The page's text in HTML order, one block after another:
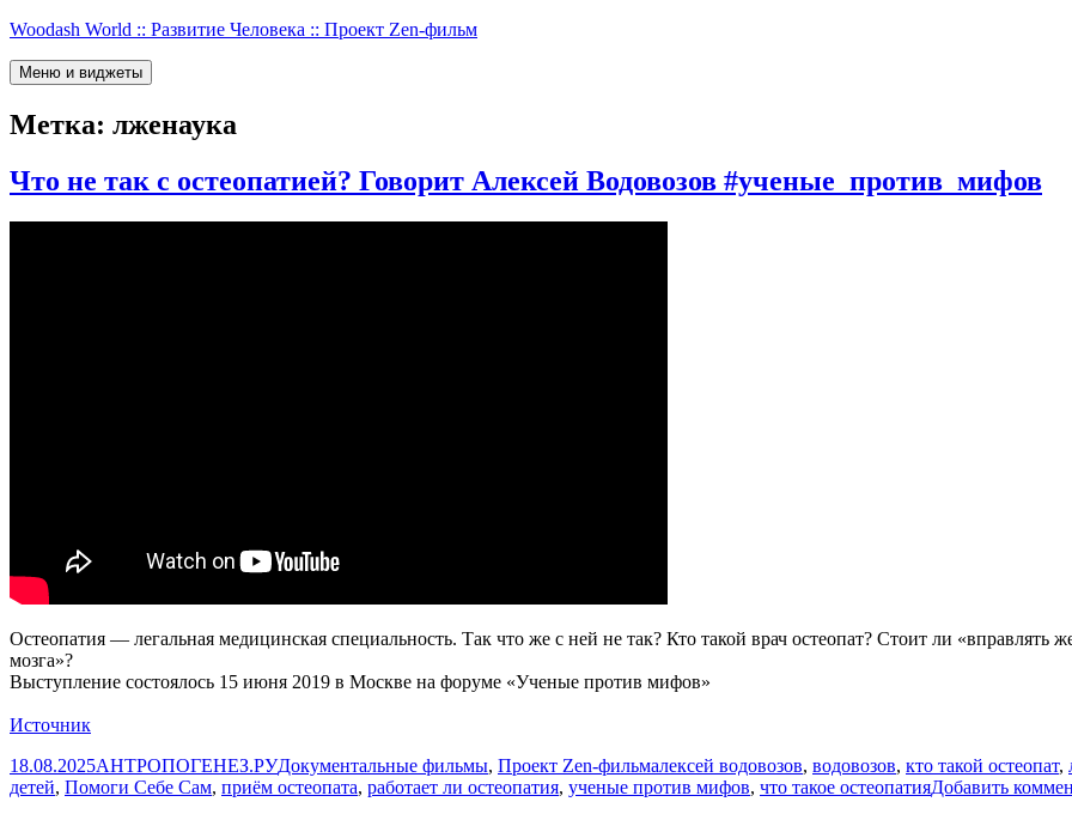
Перейти
содержимому
Woodash World :: Развитие Человека :: Проект Zen-фильм
Меню и виджеты
Метка: лженаука
Что не так с остеопатией? Говорит Алексей Водовозов #ученые_против_мифов
Остеопатия — легальная медицинская специальность. Так что же с ней не так? Кто такой врач остеопат? Стоит ли «вправлять
мозга»?
Выступление состоялось 15 июня 2019 в Москве на форуме «Ученые против мифов»
Источник
Опубликовано
18.08.2025Автор
АНТРОПОГЕНЕЗ.РУРубрики
Документальные фильмы, Проект Zen-фильмМетки
алексей водовозов, водовозов, кто такой остеопат,
детей, Помоги Себе Сам, приём остеопата, работает ли остеопатия, ученые против мифов, что такое остеопатияДобавить